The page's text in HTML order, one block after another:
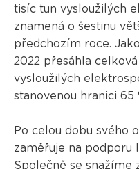
tisíc tun vysloužilých
znamená o šestinu
předchozím roce.
2022 přesáhla
vysloužilých
stanovenou hranici 65
Po celou dobu svého
zaměřuje na podporu
Společně se snažíme